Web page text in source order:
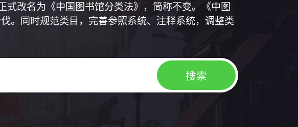
式改名为《中国图书馆分类法》，简称不变。《中图
。同时规范类目，完善参照系统、注释系统，调整类